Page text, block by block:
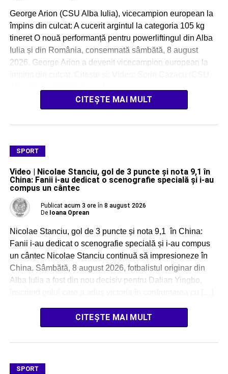
George Arion (CSU Alba Iulia), vicecampion european la
împins din culcat: A cucerit argintul la categoria 105 kg
tineret O nouă performanță pentru powerliftingul din Alba
Iulia și din România, consemnată sâmbătă, 8 august
2026. George Arion a devenit vicecampion european la
CITEȘTE MAI MULT
SPORT
Video | Nicolae Stanciu, gol de 3 puncte și nota 9,1 în
China: Fanii i-au dedicat o scenografie specială și i-au
compus un cântec
Publicat acum 3 ore în 8 august 2026
De Ioana Oprean
Nicolae Stanciu, gol de 3 puncte și nota 9,1 în China:
Fanii i-au dedicat o scenografie specială și i-au compus
un cântec Nicolae Stanciu continuă să impresioneze în
China. Sâmbătă, 8 august 2026, fotbalistul originar din
Alba Iulia a fost din nou decisiv pentru Dalian Yingbo,
CITEȘTE MAI MULT
SPORT